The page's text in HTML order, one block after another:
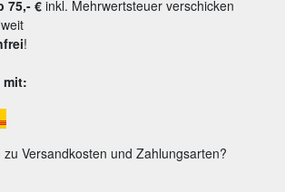
75,- €inkl. Mehrwertsteuer verschicken
!
mit:
Versandkosten und Zahlungsarten?